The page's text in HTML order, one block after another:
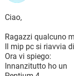
TIKTOK
HARDWARE
INSTAGRAM
HARDWARE
INTRATTENIMENTO
iOS
INSTAGRAM
TIKTOK
HARDWARE
COVID-19
iOS
INSTAGRAM
Ciao,
Ragazzi qualcuno
Il mip pc si riavvia
Ora vi spiego:
Innanzitutto ho un